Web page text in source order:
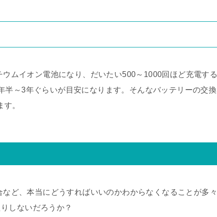
ムイオン電池になり、だいたい500～1000回ほど充電す
半～3年ぐらいが目安になります。そんなバッテリーの交換
。
ど、本当にどうすればいいのかわからなくなることが多々
しないだろうか？